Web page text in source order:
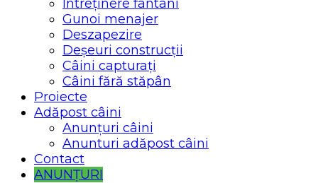
Întreținere fântâni
Gunoi menajer
Deszapezire
Deșeuri construcții
Câini capturați
Câini fără stăpân
Proiecte
Adăpost câini
Anunțuri câini
Anunturi adăpost câini
Contact
ANUNȚURI